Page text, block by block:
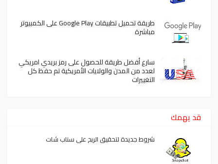
طريقة تحميل تطبيقات Google Play على الكمبيوتر
مباشرة
سارع أفضل طريقة للحصول على رمز بريدي امريكي
لعدد من المدن والولايات الأمريكية تم حفظ كل
التغييرات
قد يهمك
شروط جديدة لتحقيق الربح على سناب شات